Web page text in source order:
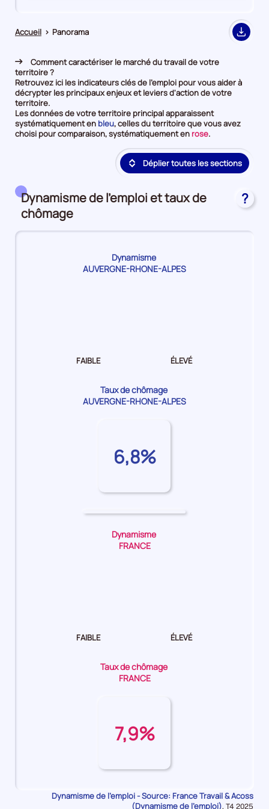
Accueil > Panorama Export
Comment caractériser le marché du travail de votre
territoire ?
Retrouvez ici les indicateurs clés de l'emploi pour vous aider à
décrypter les principaux enjeux et leviers d'action de votre
territoire.
Les données de votre territoire principal apparaissent
systématiquement en bleuet
en
position
par
catégorie
donnée
, celles du territoire que vous avez
choisi pour comparaison, systématiquement en roseet
deuxième
position
par
.
Déplier toutes les sections
Dynamisme de l'emploi et taux de
chômage
?
Dynamisme
AUVERGNE-RHONE-ALPES
FAIBLE ÉLEVÉ
Taux de chômage
AUVERGNE-RHONE-ALPES
6,8%
Dynamisme
FRANCE
FAIBLE ÉLEVÉ
Taux de chômage
FRANCE
7,9%
Dynamisme de l'emploi - Source: France Travail & Acoss
(Dynamisme de l'emploi), Données
T4 2025